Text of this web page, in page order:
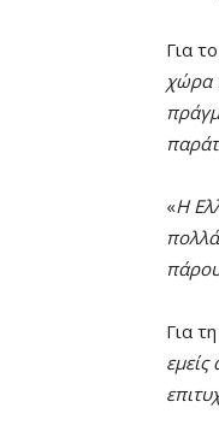
Για το
χώρα
«Η
Για τη